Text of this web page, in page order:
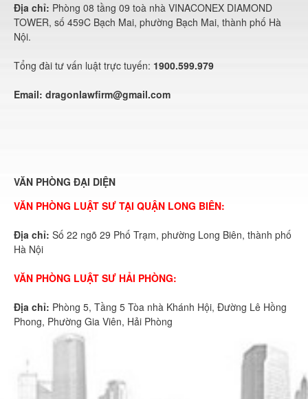
Địa chỉ: Phòng 08 tầng 09 toà nhà VINACONEX DIAMOND
TOWER, số 459C Bạch Mai, phường Bạch Mai, thành phố Hà
Nội.
Tổng đài tư vấn luật trực tuyến: 1900.599.979
Email: dragonlawfirm@gmail.com
VĂN PHÒNG ĐẠI DIỆN
VĂN PHÒNG LUẬT SƯ TẠI QUẬN LONG BIÊN:
Địa chỉ: Số 22 ngõ 29 Phố Trạm, phường Long Biên, thành phố
Hà Nội
VĂN PHÒNG LUẬT SƯ HẢI PHÒNG:
Địa chỉ: Phòng 5, Tầng 5 Tòa nhà Khánh Hội, Đường Lê Hồng
Phong, Phường Gia Viên, Hải Phòng